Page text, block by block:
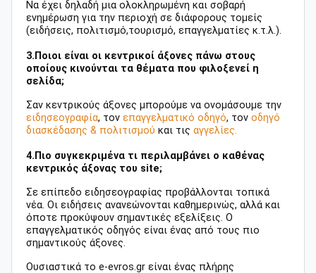
Να έχει δηλαδή μια ολοκληρωμένη και σοβαρή
ενημέρωση για την περιοχή σε διάφορους τομείς
(ειδήσεις, πολιτισμό,τουρισμό, επαγγελματίες κ.τ.λ.).
3.Ποιοι είναι οι κεντρικοί άξονες πάνω στους
οποίους κινούνται τα θέματα που φιλοξενεί η
σελίδα;
Σαν κεντρικούς άξονες μπορούμε να ονομάσουμε την
ειδησεογραφία, τον επαγγελματικό οδηγό, τον οδηγό
διασκέδασης & πολιτισμού και τις αγγελίες.
4.Πιο συγκεκριμένα τι περιλαμβάνει ο καθένας
κεντρικός άξονας του site;
Σε επίπεδο ειδησεογραφίας προβάλλονται τοπικά
νέα. Οι ειδήσεις ανανεώνονται καθημερινώς, αλλά και
όποτε προκύψουν σημαντικές εξελίξεις. Ο
επαγγελματικός οδηγός είναι ένας από τους πιο
σημαντικούς άξονες.
Ουσιαστικά το e-evros.gr είναι ένας πλήρης